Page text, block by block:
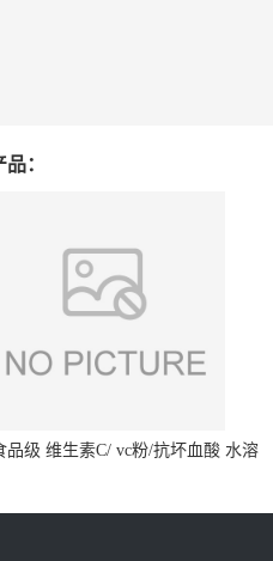
：
品级 维生素C/ vc粉/抗坏血酸 水溶